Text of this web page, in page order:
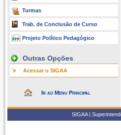
Turmas
Trab. de Conclusão de Curso
Projeto Político Pedagógico
Outras Opções
Acessar o SIGAA
Ir ao Menu Principal
SIGAA |